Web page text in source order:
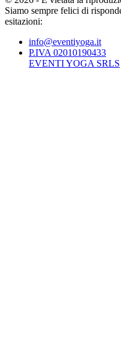
Siamo sempre felici di
esitazioni:
info@eventiyoga.it
P.IVA 02010190433
EVENTI YOGA SRLS